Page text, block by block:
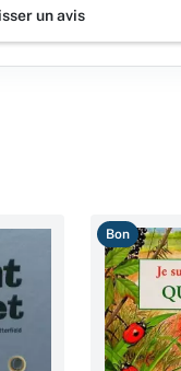
un avis
Bon